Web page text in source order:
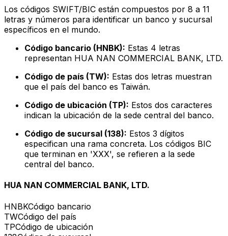
Los códigos SWIFT/BIC están compuestos por 8 a 11
letras y números para identificar un banco y sucursal
específicos en el mundo.
Código bancario (HNBK): Estas 4 letras
representan HUA NAN COMMERCIAL BANK, LTD.
Código de país (TW): Estas dos letras muestran
que el país del banco es Taiwán.
Código de ubicación (TP): Estos dos caracteres
indican la ubicación de la sede central del banco.
Código de sucursal (138): Estos 3 dígitos
especifican una rama concreta. Los códigos BIC
que terminan en 'XXX', se refieren a la sede
central del banco.
HUA NAN COMMERCIAL BANK, LTD.
HNBKCódigo bancario
TWCódigo del país
TPCódigo de ubicación